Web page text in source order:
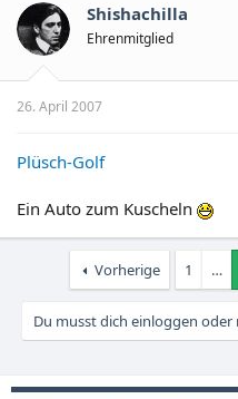
Shishachilla
Ehrenmitglied
26. April 2007
Plüsch-Golf
Ein Auto zum Kuscheln
Vorherige 1 …
Du musst dich einloggen